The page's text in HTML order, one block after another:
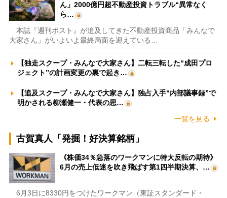
ん」2000億円超不動産投資トラブル“異常なく
ら…
本誌『週刊ポスト』が追及してきた不動産投資商品「みんなで
大家さん」がいよいよ最終局面を迎えている…
【独走スクープ・みんなで大家さん】二転三転した“成田プロ
ジェクト”の計画変更の裏で起き…
【追及スクープ・みんなで大家さん】独占入手“内部議事録”で
明かされる柳瀬健一・代表の思…
一覧を見る
古賀真人「発掘！好決算銘柄」
《株価34％急落のワークマンに特大反転の期待》
6月の売上低迷を吹き飛ばす第1四半期決算、…
6月3日に8330円をつけたワークマン（東証スタンダード・